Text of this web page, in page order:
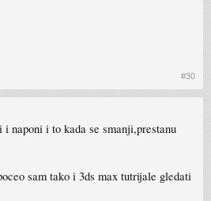
#30
naponi i to kada se smanji,prestanu
sam tako i 3ds max tutrijale gledati